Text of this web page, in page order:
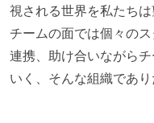
視される世界を私たちは
チームの面では個々の
連携、助け合いながら
いく、そんな組織であり